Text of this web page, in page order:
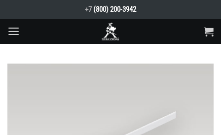
to
content
+7 (800) 200-3942